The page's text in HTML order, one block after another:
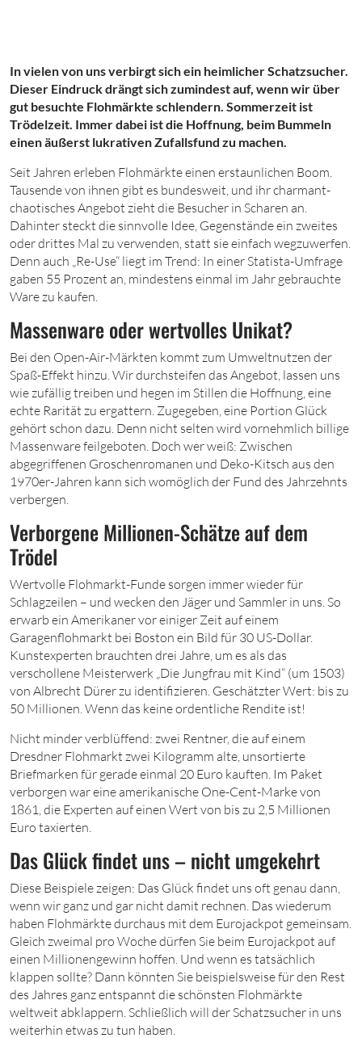
In vielen von uns verbirgt sich ein heimlicher Schatzsucher.
Dieser Eindruck drängt sich zumindest auf, wenn wir über
gut besuchte Flohmärkte schlendern. Sommerzeit ist
Trödelzeit. Immer dabei ist die Hoffnung, beim Bummeln
einen äußerst lukrativen Zufallsfund zu machen.
Seit Jahren erleben Flohmärkte einen erstaunlichen Boom.
Tausende von ihnen gibt es bundesweit, und ihr charmant-
chaotisches Angebot zieht die Besucher in Scharen an.
Dahinter steckt die sinnvolle Idee, Gegenstände ein zweites
oder drittes Mal zu verwenden, statt sie einfach wegzuwerfen.
Denn auch „Re-Use“ liegt im Trend: In einer Statista-Umfrage
gaben 55 Prozent an, mindestens einmal im Jahr gebrauchte
Ware zu kaufen.
Massenware oder wertvolles Unikat?
Bei den Open-Air-Märkten kommt zum Umweltnutzen der
Spaß-Effekt hinzu. Wir durchsteifen das Angebot, lassen uns
wie zufällig treiben und hegen im Stillen die Hoffnung, eine
echte Rarität zu ergattern. Zugegeben, eine Portion Glück
gehört schon dazu. Denn nicht selten wird vornehmlich billige
Massenware feilgeboten. Doch wer weiß: Zwischen
abgegriffenen Groschenromanen und Deko-Kitsch aus den
1970er-Jahren kann sich womöglich der Fund des Jahrzehnts
verbergen.
Verborgene Millionen-Schätze auf dem
Trödel
Wertvolle Flohmarkt-Funde sorgen immer wieder für
Schlagzeilen – und wecken den Jäger und Sammler in uns. So
erwarb ein Amerikaner vor einiger Zeit auf einem
Garagenflohmarkt bei Boston ein Bild für 30 US-Dollar.
Kunstexperten brauchten drei Jahre, um es als das
verschollene Meisterwerk „Die Jungfrau mit Kind“ (um 1503)
von Albrecht Dürer zu identifizieren. Geschätzter Wert: bis zu
50 Millionen. Wenn das keine ordentliche Rendite ist!
Nicht minder verblüffend: zwei Rentner, die auf einem
Dresdner Flohmarkt zwei Kilogramm alte, unsortierte
Briefmarken für gerade einmal 20 Euro kauften. Im Paket
verborgen war eine amerikanische One-Cent-Marke von
1861, die Experten auf einen Wert von bis zu 2,5 Millionen
Euro taxierten.
Das Glück findet uns – nicht umgekehrt
Diese Beispiele zeigen: Das Glück findet uns oft genau dann,
wenn wir ganz und gar nicht damit rechnen. Das wiederum
haben Flohmärkte durchaus mit dem Eurojackpot gemeinsam.
Gleich zweimal pro Woche dürfen Sie beim Eurojackpot auf
einen Millionengewinn hoffen. Und wenn es tatsächlich
klappen sollte? Dann könnten Sie beispielsweise für den Rest
des Jahres ganz entspannt die schönsten Flohmärkte
weltweit abklappern. Schließlich will der Schatzsucher in uns
weiterhin etwas zu tun haben.